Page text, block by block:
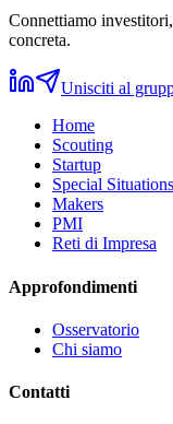
Connettiamo
concreta.
Unisciti al
Home
Scouting
Startup
Special Situations
Makers
PMI
Reti di Impresa
Approfondimenti
Osservatorio
Chi siamo
Contatti